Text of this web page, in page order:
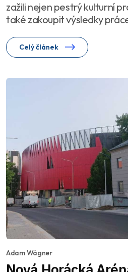
zažili nejen pestrý kulturní
také zakoupit výsledky
Celý článek
Adam Wágner